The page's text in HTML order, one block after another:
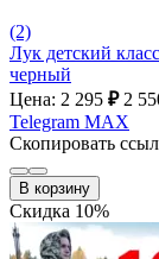
(2)
Лук детский
черный
Цена: 2 295 ₽ 2
Telegram MAX
Скопировать
В корзину
Скидка 10%